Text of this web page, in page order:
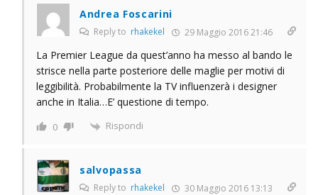
Andrea Foscarini
Reply to rhakekel 29 Maggio 2016 21:46
La Premier League da quest’anno ha messo al bando le
strisce nella parte posteriore delle maglie per motivi di
leggibilità. Probabilmente la TV influenzerà i designer
anche in Italia…E’ questione di tempo.
0 Rispondi
salvopassa
Reply to rhakekel 30 Maggio 2016 13:13